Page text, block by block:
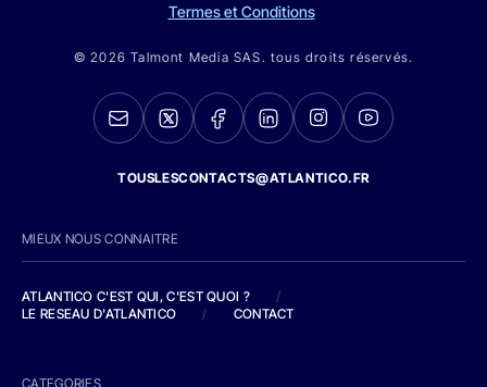
Termes et Conditions
© 2026 Talmont Media SAS. tous droits réservés.
TOUSLESCONTACTS@ATLANTICO.FR
MIEUX NOUS CONNAITRE
ATLANTICO C'EST QUI, C'EST QUOI ?
/
LE RESEAU D'ATLANTICO
/ CONTACT
CATEGORIES